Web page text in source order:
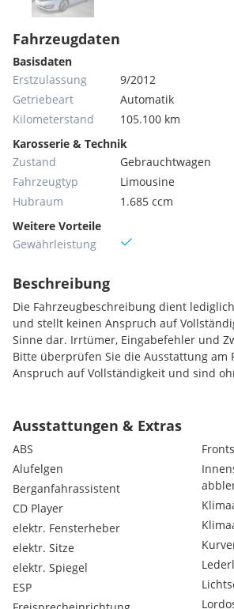
Fahrzeugdaten
Basisdaten
Erstzulassung
9/2012
Getriebeart
Automatik
Kilometerstand
105.100 km
Karosserie & Technik
Zustand
Gebrauchtwagen
Fahrzeugtyp
Limousine
Hubraum
1.685 ccm
Weitere Vorteile
Gewährleistung
Beschreibung
Die Fahrzeugbeschreibung dient
und stellt keinen Anspruch auf
Sinne dar. Irrtümer, Eingabefehler und
Bitte überprüfen Sie die Ausstattung am
Anspruch auf Vollständigkeit und sind
Ausstattungen & Extras
ABS
Alufelgen
Berganfahrassistent
CD Player
elektr. Fensterheber
elektr. Sitze
elektr. Spiegel
ESP